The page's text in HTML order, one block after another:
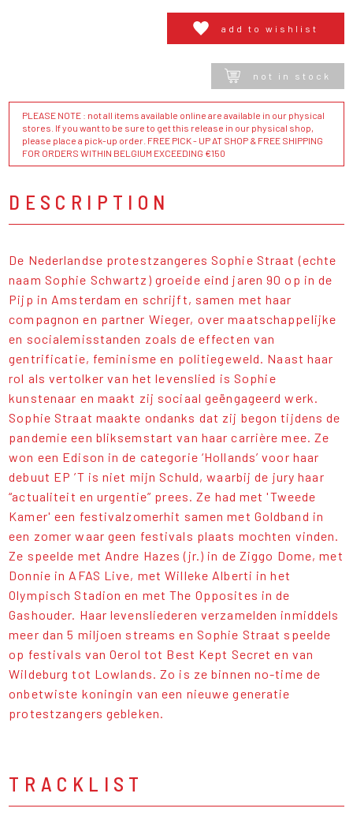
add to wishlist
not in stock
PLEASE NOTE : not all items available online are available in our physical
stores. If you want to be sure to get this release in our physical shop,
please place a pick-up order. FREE PICK - UP AT SHOP & FREE SHIPPING
FOR ORDERS WITHIN BELGIUM EXCEEDING €150
DESCRIPTION
De Nederlandse protestzangeres Sophie Straat (echte
naam Sophie Schwartz) groeide eind jaren 90 op in de
Pijp in Amsterdam en schrijft, samen met haar
compagnon en partner Wieger, over maatschappelijke
en socialemisstanden zoals de effecten van
gentrificatie, feminisme en politiegeweld. Naast haar
rol als vertolker van het levenslied is Sophie
kunstenaar en maakt zij sociaal geëngageerd werk.
Sophie Straat maakte ondanks dat zij begon tijdens de
pandemie een bliksemstart van haar carrière mee. Ze
won een Edison in de categorie ‘Hollands’ voor haar
debuut EP ’T is niet mijn Schuld, waarbij de jury haar
“actualiteit en urgentie” prees. Ze had met 'Tweede
Kamer' een festivalzomerhit samen met Goldband in
een zomer waar geen festivals plaats mochten vinden.
Ze speelde met Andre Hazes (jr.) in de Ziggo Dome, met
Donnie in AFAS Live, met Willeke Alberti in het
Olympisch Stadion en met The Opposites in de
Gashouder. Haar levensliederen verzamelden inmiddels
meer dan 5 miljoen streams en Sophie Straat speelde
op festivals van Oerol tot Best Kept Secret en van
Wildeburg tot Lowlands. Zo is ze binnen no-time de
onbetwiste koningin van een nieuwe generatie
protestzangers gebleken.
TRACKLIST